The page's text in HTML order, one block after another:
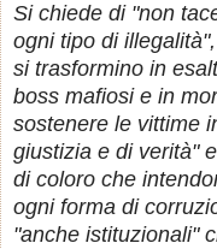
Si chiede di "non
ogni tipo di
si trasformino in
boss mafiosi e in
sostenere le vittime
giustizia e di verità"
di coloro che
ogni forma di
"anche istituzionali"